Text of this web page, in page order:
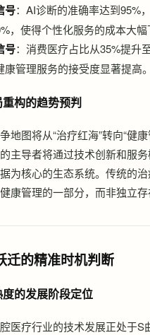
号：AI诊断的准确率达到95%
，使得个性化服务的成本大幅
号：消费医疗占比从35%提升
康管理服务的接受度显著提高。
构的趋势预判
地图将从“治疗红海”转向“健
主导者将通过技术创新和服务
为核心的生态系统。传统的
康管理的一部分，而非独立存
迁的精准时机判断
的发展阶段定位
医疗行业的技术发展正处于S